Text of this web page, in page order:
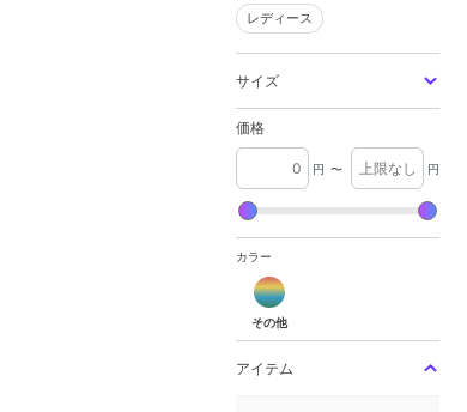
レディース
レディース
サイズ
価格
円 〜 円
カラー
その他
その他
アイテム